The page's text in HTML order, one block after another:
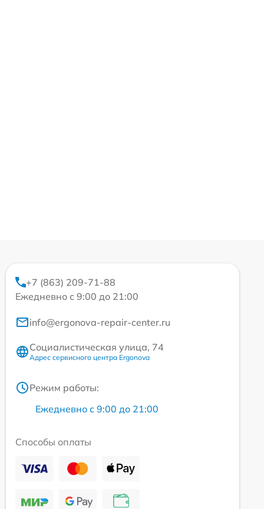
+7 (863) 209-71-88
Ежедневно с 9:00 до 21:00
info@ergonova-repair-center.ru
Социалистическая улица, 74
Адрес сервисного центра Ergonova
Режим работы:
Ежедневно с 9:00 до 21:00
Способы оплаты